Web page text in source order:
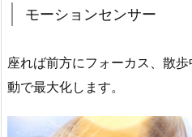
モーションセンサー
座れば前方にフォーカス、散
動で最大化します。